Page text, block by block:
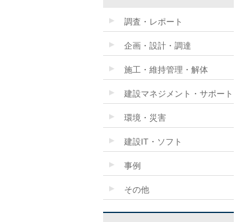
調査・レポート
企画・設計・調達
施工・維持管理・解体
建設マネジメント・サポート
環境・災害
建設IT・ソフト
事例
その他